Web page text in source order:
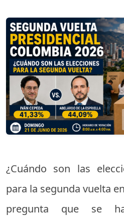
¿Cuándo son las
para la segunda vuelta
pregunta que se